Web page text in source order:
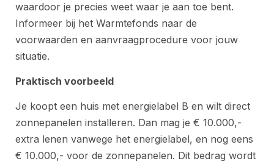
waardoor je precies weet waar je aan toe bent.
Informeer bij het Warmtefonds naar de
voorwaarden en aanvraagprocedure voor jouw
situatie.
Praktisch voorbeeld
Je koopt een huis met energielabel B en wilt direct
zonnepanelen installeren. Dan mag je € 10.000,-
extra lenen vanwege het energielabel, en nog eens
€ 10.000,- voor de zonnepanelen. Dit bedrag wordt